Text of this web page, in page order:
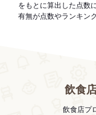
をもとに算出した点数
有無が点数やランキン
飲食
飲食店プ